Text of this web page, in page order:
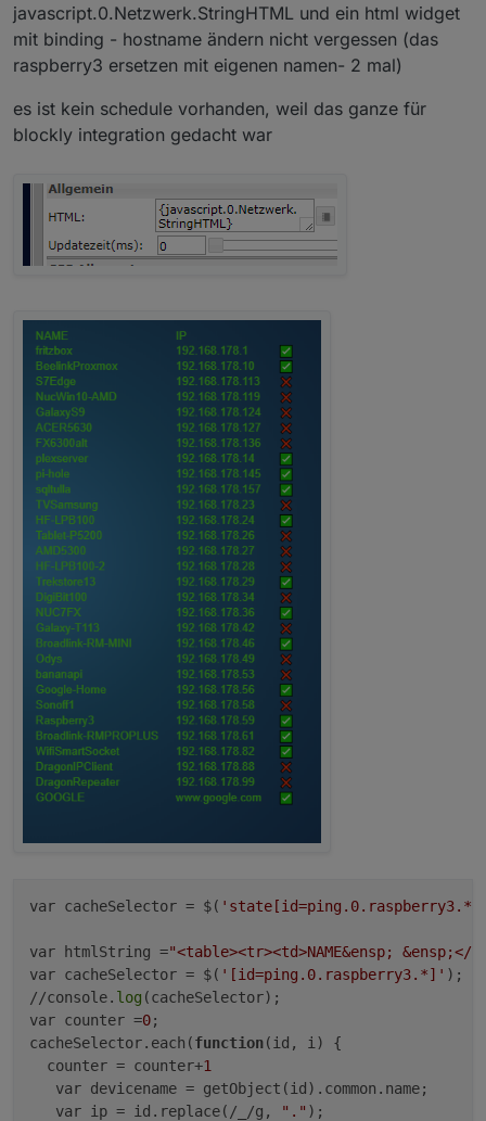
javascript.0.Netzwerk.StringHTML und ein html widget
mit binding - hostname ändern nicht vergessen (das
raspberry3 ersetzen mit eigenen namen- 2 mal)
es ist kein schedule vorhanden, weil das ganze für
blockly integration gedacht war
var cacheSelector = $(
var htmlString ="<table><tr><td>NAME&ensp;
var cacheSelector = $( '[id=ping.0.raspberry3.*]' );
//console. log (cacheSelector);
var counter =0;
cacheSelector.each(function(id, i)
{
  counter = counter+
1
   var devicename = getObject(id).common.name;
   var ip = id.replace(/_/g,
"." );